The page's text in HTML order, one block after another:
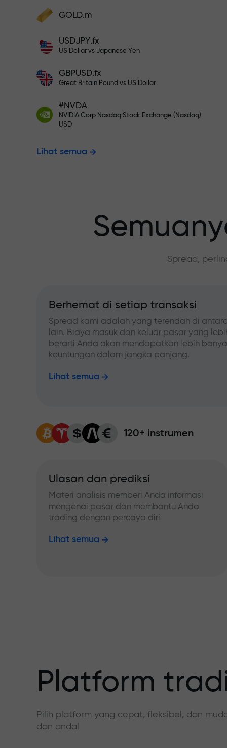
Lakukan deposit dan terima bonus 1.000
bukan salah ketik. Semakin besar
depositnya, semakin tinggi
Deposit ke akun Anda $333 —
Trading
menjamin
Bonus
GOLD.m
USDJPY.fx
US Dollar vs Japanese Yen
GBPUSD.fx
Great Britain Pound vs US Dollar
#NVDA
NVIDIA Corp Nasdaq Stock Exchange (Nasdaq)
USD
Lihat semua
Spread,
Berhemat di setiap transaksi
Spread kami adalah yang terendah di
lain. Biaya masuk dan keluar pasar yang
berarti Anda akan mendapatkan lebih
keuntungan dalam jangka panjang.
Lihat semua
120+ instrumen
Ulasan dan prediksi
Materi analisis memberi Anda informasi
mengenai pasar dan membantu Anda
trading dengan percaya diri
Lihat semua
Platform
Pilih platform yang cepat, fleksibel, dan
dan andal